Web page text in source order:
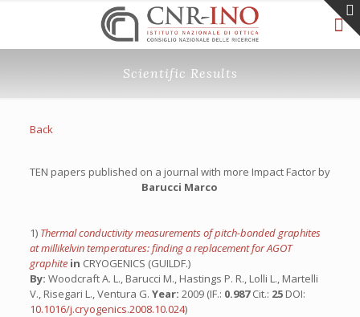
Scientific Results
Back
TEN papers published on a journal with more Impact Factor by
Barucci Marco
1) Thermal conductivity measurements of pitch-bonded graphites
at millikelvin temperatures: finding a replacement for AGOT
graphite in CRYOGENICS (GUILDF.)
By: Woodcraft A. L., Barucci M., Hastings P. R., Lolli L., Martelli
V., Risegari L., Ventura G. Year: 2009 (IF.: 0.987Cit.: 25 DOI:
10.1016/j.cryogenics.2008.10.024)